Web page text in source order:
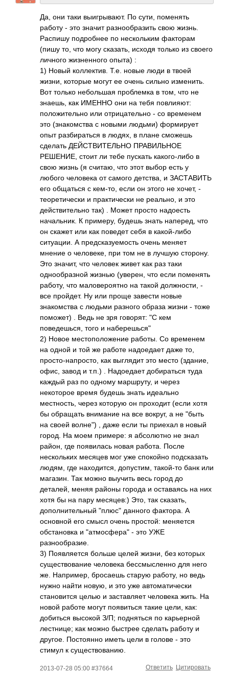
Да, они таки выигрывают. По сути, поменять
работу - это значит разнообразить свою жизнь.
Распишу подробнее по нескольким факторам
(пишу то, что могу сказать, исходя только из своего
личного жизненного опыта) :
1) Новый коллектив. Т.е. новые люди в твоей
жизни, которые могут ее очень сильно изменить.
Вот только небольшая проблемка в том, что не
знаешь, как ИМЕННО они на тебя повлияют:
положительно или отрицательно - со временем
это (знакомства с новыми людьми) формирует
опыт разбираться в людях, в плане сможешь
сделать ДЕЙСТВИТЕЛЬНО ПРАВИЛЬНОЕ
РЕШЕНИЕ, стоит ли тебе пускать какого-либо в
свою жизнь (я считаю, что этот выбор есть у
любого человека от самого детства, и ЗАСТАВИТЬ
его общаться с кем-то, если он этого не хочет, -
теоретически и практически не реально, и это
действительно так) . Может просто надоесть
начальник. К примеру, будешь знать наперед, что
он скажет или как поведет себя в какой-либо
ситуации. А предсказуемость очень меняет
мнение о человеке, при том не в лучшую сторону.
Это значит, что человек живет как раз таки
однообразной жизнью (уверен, что если поменять
работу, что маловероятно на такой должности, -
все пройдет. Ну или проще завести новые
знакомства с людьми разного образа жизни - тоже
поможет) . Ведь не зря говорят: "С кем
поведешься, того и наберешься"
2) Новое местоположение работы. Со временем
на одной и той же работе надоедает даже то,
просто-напросто, как выглядит это место (здание,
офис, завод и т.п.) . Надоедает добираться туда
каждый раз по одному маршруту, и через
некоторое время будешь знать идеально
местность, через которую он проходит (если хотя
бы обращать внимание на все вокруг, а не "быть
на своей волне") , даже если ты приехал в новый
город. На моем примере: я абсолютно не знал
район, где появилась новая работа. После
нескольких месяцев мог уже спокойно подсказать
людям, где находится, допустим, такой-то банк или
магазин. Так можно выучить весь город до
деталей, меняя районы города и оставаясь на них
хотя бы на пару месяцев:) Это, так сказать,
дополнительный "плюс" данного фактора. А
основной его смысл очень простой: меняется
обстановка и "атмосфера" - это УЖЕ
разнообразие.
3) Появляется больше целей жизни, без которых
существование человека бессмысленно для него
же. Например, бросаешь старую работу, но ведь
нужно найти новую, и это уже автоматически
становится целью и заставляет человека жить. На
новой работе могут появиться такие цели, как:
добиться высокой З/П; подняться по карьерной
лестнице; как можно быстрее сделать работу и
другое. Постоянно иметь цели в голове - это
стимул к существованию.
2013-07-28 05:00 #37664 Цитировать
Ответить